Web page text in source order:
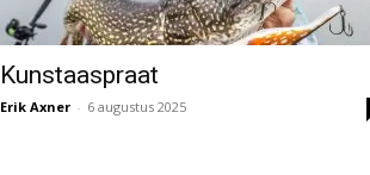
Kunstaaspraat
Erik Axner - 6 augustus 2025